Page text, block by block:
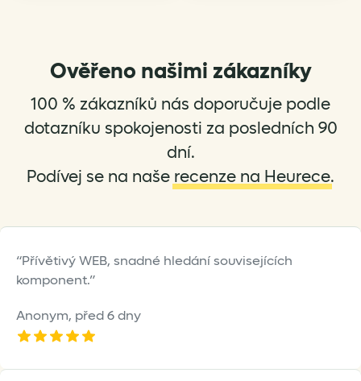
Ověřeno našimi zákazníky
100 % zákazníků nás doporučuje podle
dotazníku spokojenosti za posledních 90
dní.
Podívej se na naše recenze na Heurece.
Přívětivý WEB, snadné hledání souvisejících
komponent.
Anonym, před 6 dny